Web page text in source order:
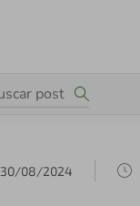
30/08/2024